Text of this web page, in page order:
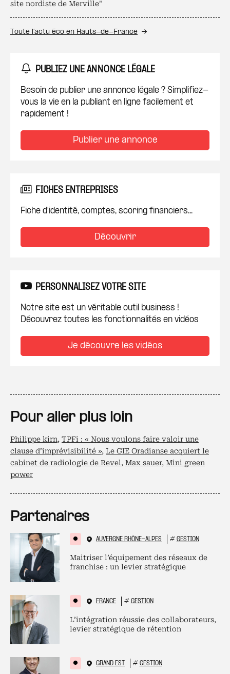
site nordiste de Merville"
Toute l’actu éco en Hauts-de-France
PUBLIEZ UNE ANNONCE LÉGALE
Besoin de publier une annonce légale ? Simplifiez-
vous la vie en la publiant en ligne facilement et
rapidement !
Publier une annonce
FICHES ENTREPRISES
Fiche d'identité, comptes, scoring financiers...
Découvrir
PERSONNALISEZ VOTRE SITE
Notre site est un véritable outil business !
Découvrez toutes les fonctionnalités en vidéos
Je découvre les vidéos
Pour aller plus loin
Philippe kirn, TPFi : « Nous voulons faire valoir une
clause d’imprévisibilité », Le GIE Oradianse acquiert le
cabinet de radiologie de Revel, Max sauer, Mini green
power
Partenaires
AUVERGNE RHÔNE-ALPES # GESTION
Maitriser l’équipement des réseaux de
franchise : un levier stratégique
FRANCE # GESTION
L’intégration réussie des collaborateurs,
levier stratégique de rétention
GRAND EST # GESTION